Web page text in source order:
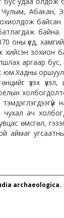
Абакан,
байсан
байна.
оны үед,
зохион
аргаар
үзэх үзэл,
чухал ач
өмсгөл, гэзэг
аймаг
archaeologica.